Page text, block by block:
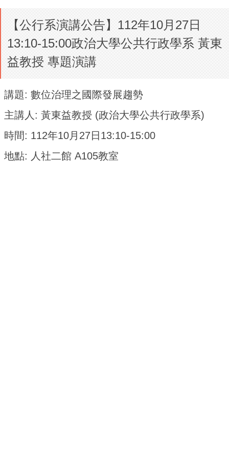
【公行系演講公告】112年10月27日
13:10-15:00政治大學公共行政學系 黃東
益教授 專題演講
講題: 數位治理之國際發展趨勢
主講人: 黃東益教授 (政治大學公共行政學系)
時間: 112年10月27日13:10-15:00
地點: 人社二館 A105教室